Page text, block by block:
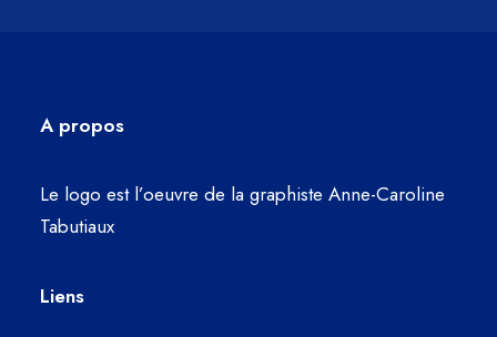
A propos
Le logo est l’oeuvre de la graphiste Anne-Caroline
Tabutiaux
Liens